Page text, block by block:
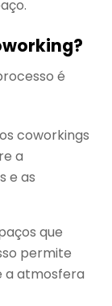
é
coworkings
a
e as
que
permite
a atmosfera